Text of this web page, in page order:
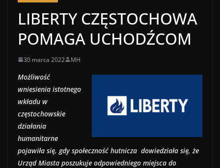
LIBERTY CZĘSTOCHOWA
POMAGA UCHODŹCOM
30 marca 2022 MH
Możliwość
wniesienia istotnego
wkładu w
częstochowskie
działania
humanitarne
pojawiła się, gdy społeczność hutnicza dowiedziała się, że
Urząd Miasta poszukuje odpowiedniego miejsca do